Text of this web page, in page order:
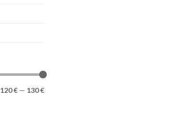
120 €— 130 €